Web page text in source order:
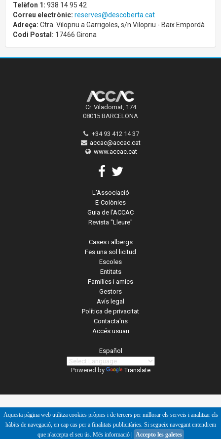
Telèfon 1: 938 14 95 42
Correu electrònic: reserves@descoberta.cat
Adreça: Ctra. Vilopriu a Garrigoles, s/n Vilopriu - Baix Empordà
Codi Postal: 17466 Girona
Cr. Viladomat, 174
08015 BARCELONA
+34 93 412 14 37
accac@accac.cat
www.accac.cat
L'Associació
E-Colònies
Guia de l'ACCAC
Revista "Lleure"
Cases i albergs
Fes una sol·licitud
Escoles
Entitats
Famílies i amics
Gestors
Avís legal
Política de privacitat
Contacta'ns
Accés usuari
Español
Powered by Translate
Aquesta pàgina web utilitza cookies pròpies i de tercers per millorar els serveis i analitzar els
hàbits de navegació, en cap cas per a finalitats publicitàries. Si segueix navegant entendrem
que n'accepta el seu ús. Més informació| Accepto les galetes